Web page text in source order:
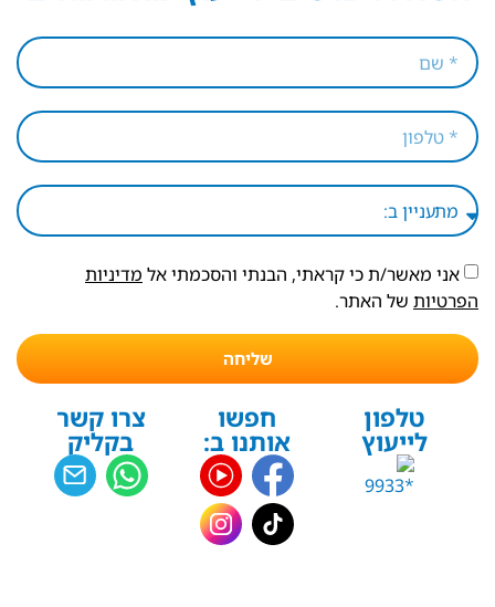
אני מאשר/ת כי קראתי, הבנתי והסכמתי אל מדיניות
הפרטיות של האתר.
שליחה
טלפון
לייעוץ
חפשו
אותנו ב:
צרו קשר
בקליק